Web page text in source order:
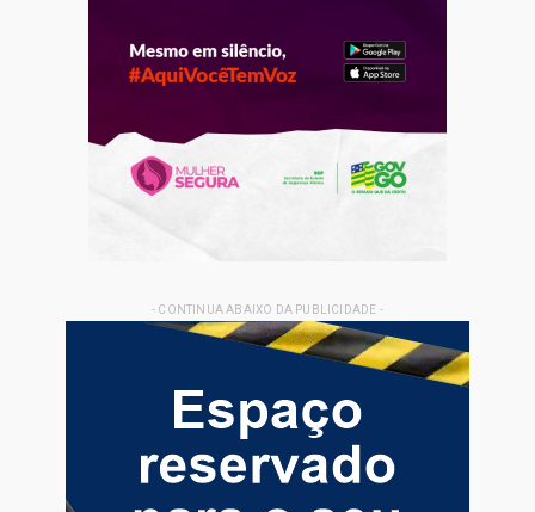
- CONTINUA ABAIXO DA PUBLICIDADE -